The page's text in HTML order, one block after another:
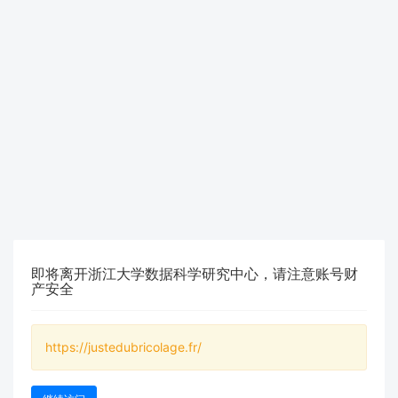
即将离开浙江大学数据科学研究中心，请注意账号财
产安全
https://justedubricolage.fr/